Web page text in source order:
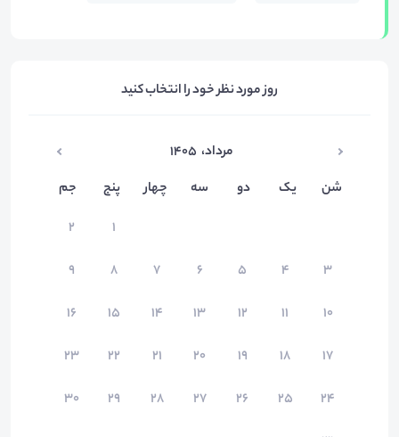
روز مورد نظر خود را انتخاب کنید
مرداد، ۱۴۰۵
شن
یک دو سه چهار پنج
جم
۱
۲
۳
۴ ۵ ۶ ۷ ۸
۹
۱۰
۱۱ ۱۲ ۱۳ ۱۴ ۱۵
۱۶
۱۷
۱۸ ۱۹ ۲۰ ۲۱ ۲۲
۲۳
۲۴
۲۵ ۲۶ ۲۷ ۲۸ ۲۹
۳۰